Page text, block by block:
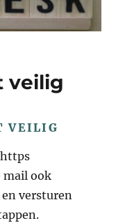
veilig
VEILIG
mail ook
versturen